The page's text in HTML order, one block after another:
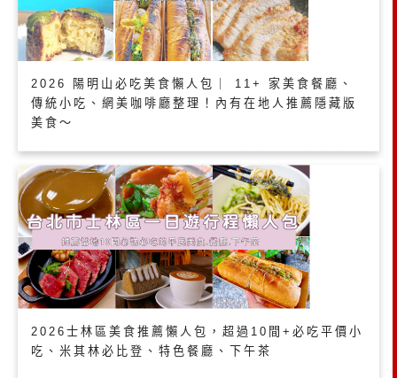
2026 陽明山必吃美食懶人包｜ 11+ 家美食餐廳、
傳統小吃、網美咖啡廳整理！內有在地人推薦隱藏版
美食～
2026士林區美食推薦懶人包，超過10間+必吃平價小
吃、米其林必比登、特色餐廳、下午茶